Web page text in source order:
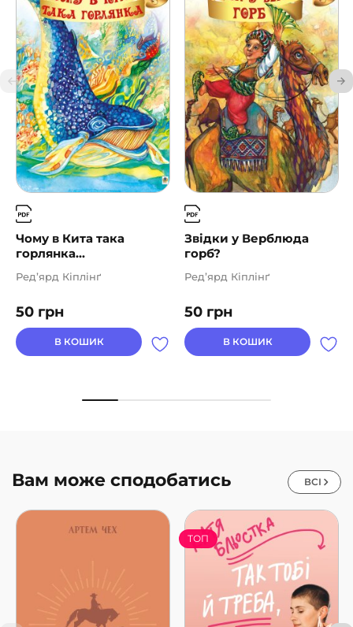
Чому в Кита така
горлянка...
50 грн
Ред’ярд Кіплінґ
В КОШИК
Звідки у Верблюда
горб?
50 грн
Ред’ярд Кіплінґ
В КОШИК
Вам може сподобатись ВСІ
ТОП